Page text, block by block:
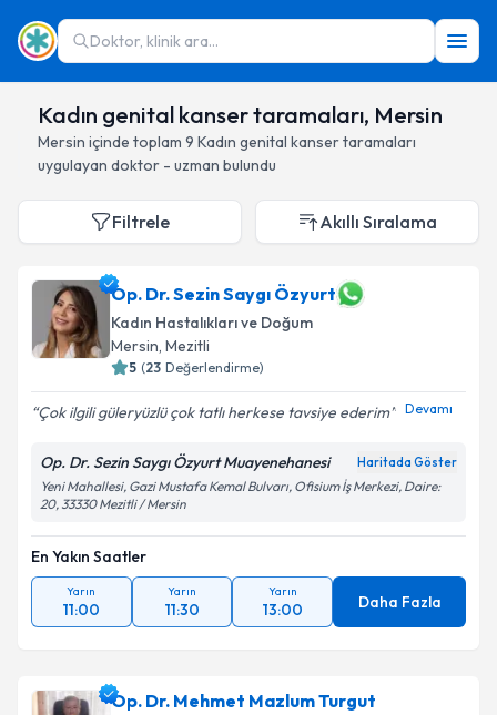
Doktor, klinik ara...
Kadın genital kanser taramaları, Mersin
Mersin içinde toplam 9 Kadın genital kanser taramaları
uygulayan doktor - uzman bulundu
Filtrele Akıllı Sıralama
Op. Dr. Sezin Saygı Özyurt
Kadın Hastalıkları ve Doğum
Mersin, Mezitli
5 (23 Değerlendirme)
Çok ilgili güleryüzlü çok tatlı herkese tavsiye ederim Devamı
Op. Dr. Sezin Saygı Özyurt Muayenehanesi Haritada Göster
Yeni Mahallesi, Gazi Mustafa Kemal Bulvarı, Ofisium İş Merkezi, Daire:
20, 33330 Mezitli / Mersin
En Yakın Saatler
Yarın
11:00
Yarın
11:30
Yarın
13:00 Daha Fazla
Op. Dr. Mehmet Mazlum Turgut